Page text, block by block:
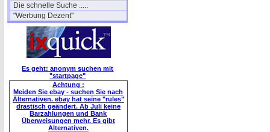
Die schnelle Suche .....
"Werbung Dezent"
Es geht: anonym suchen mit
"startpage"
Achtung :
Meiden Sie ebay - suchen Sie nach
Alternativen. ebay hat seine "rules"
drastisch geändert. Ab Juli keine
Barzahlungen und Bank
Überweisungen mehr. Es gibt
Alternativen.